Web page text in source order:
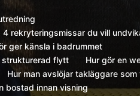
4 rekryteringsmissar du vill
ger känsla i badrummet
strukturerad flytt
Hur gör en
Hur man avslöjar takläggare som
bostad innan visning